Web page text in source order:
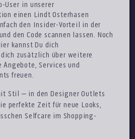
User in unserer
einen Lindt Osterhasen
den Insider-Vorteil in der
den Code scannen lassen. Noch
kannst Du dich
zusätzlich über weitere
Services und
freuen.
Stil – in den Designer Outlets
perfekte Zeit für neue Looks,
Selfcare im Shopping-